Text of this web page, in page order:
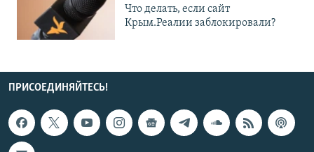
Что делать, если сайт
Крым.Реалии заблокировали?
ПРИСОЕДИНЯЙТЕСЬ!